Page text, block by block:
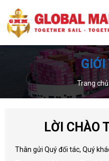
GIỚI
Trang chủ
LỜI CHÀO
Thân gửi Quý đối tác, Quý